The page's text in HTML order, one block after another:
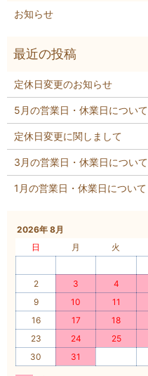
お知らせ
定休日変更のお知らせ
5月の営業日・休業日について
定休日変更に関しまして
3月の営業日・休業日について
1月の営業日・休業日について
2026年 8月
日
月 火
2
3 4
9
10 11
16
17 18
23
24 25
30
31